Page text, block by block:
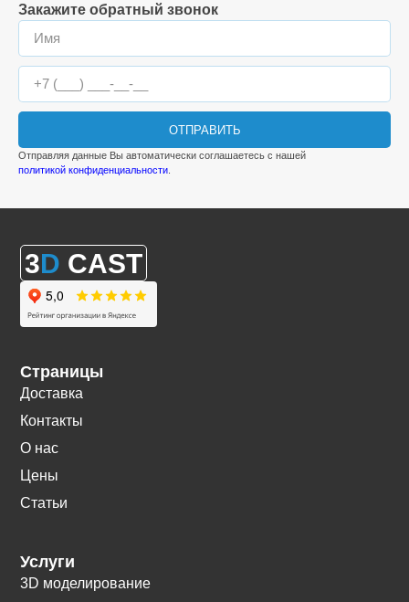
Закажите обратный звонок
ОТПРАВИТЬ
Отправляя данные Вы автоматически соглашаетесь с нашей
политикой конфиденциальности
3D CAST
Страницы
Доставка
Контакты
О нас
Цены
Статьи
Услуги
3D моделирование